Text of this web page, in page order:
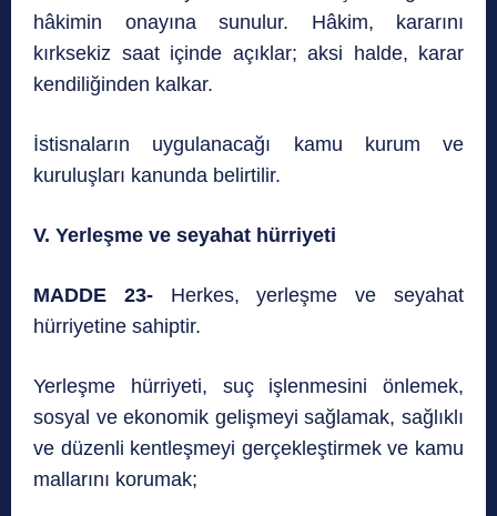
hâkimin onayına sunulur. Hâkim, kararını
kırksekiz saat içinde açıklar; aksi halde, karar
kendiliğinden kalkar.
İstisnaların uygulanacağı kamu kurum ve
kuruluşları kanunda belirtilir.
V. Yerleşme ve seyahat hürriyeti
MADDE 23- Herkes, yerleşme ve seyahat
hürriyetine sahiptir.
Yerleşme hürriyeti, suç işlenmesini önlemek,
sosyal ve ekonomik gelişmeyi sağlamak, sağlıklı
ve düzenli kentleşmeyi gerçekleştirmek ve kamu
mallarını korumak;